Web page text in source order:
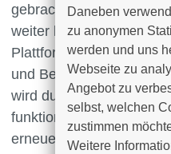
gebracht - somit auch
weiter harmonisiert
Plattformen für
und Befundung
wird durch einen
funktionalen und
erneuert, der effektive
Daneben
zu anonymen
werden und uns
Webseite zu
Angebot zu
selbst, welchen
zustimmen
Weitere